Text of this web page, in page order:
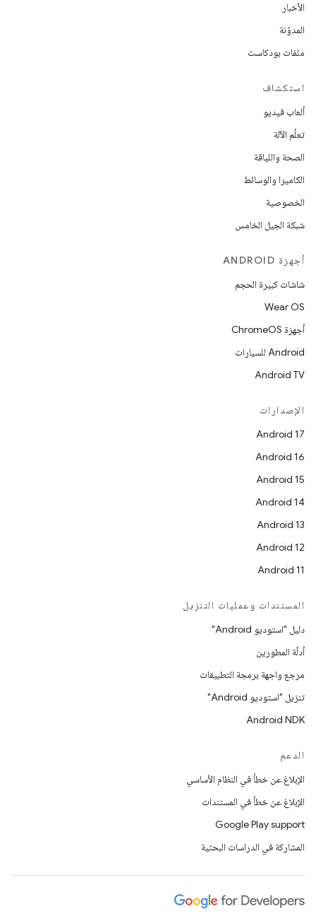
الأخبار
المدوّنة
ملفات بودكاست
استكشاف
ألعاب فيديو
تعلُم الآلة
الصحة واللياقة
الكاميرا والوسائط
الخصوصية
شبكة الجيل الخامس
أجهزة ANDROID
شاشات كبيرة الحجم
Wear OS
أجهزة ChromeOS
Android للسيارات
Android TV
الإصدارات
Android 17
Android 16
Android 15
Android 14
Android 13
Android 12
Android 11
المستندات وعمليات التنزيل
دليل "استوديو Android"
أدلّة المطورين
مرجع واجهة برمجة التطبيقات
تنزيل "استوديو Android"
Android NDK
الدعم
الإبلاغ عن خطأ في النظام الأساسي
الإبلاغ عن خطأ في المستندات
Google Play support
المشاركة في الدراسات البحثية